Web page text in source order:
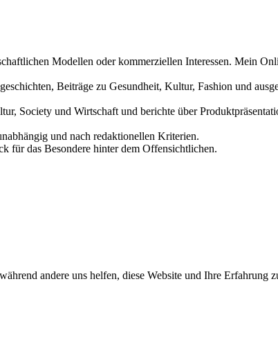
Modellen oder kommerziellen Interessen. Mein
Beiträge zu Gesundheit, Kultur, Fashion und
Society und Wirtschaft und berichte über
und nach redaktionellen Kriterien.
für das Besondere hinter dem Offensichtlichen.
andere uns helfen, diese Website und Ihre